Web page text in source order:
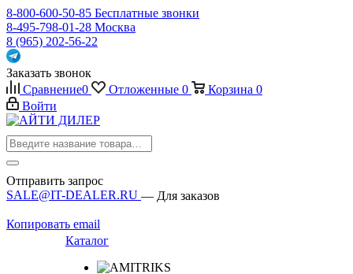
8-800-600-50-85 Бесплатные звонки
8-495-798-01-28 Москва
8 (965) 202-56-22
Заказать звонок
Сравнение0 Отложенные 0 Корзина 0
Войти
Отправить запрос
SALE@IT-DEALER.RU — Для заказов
Копировать email
Каталог